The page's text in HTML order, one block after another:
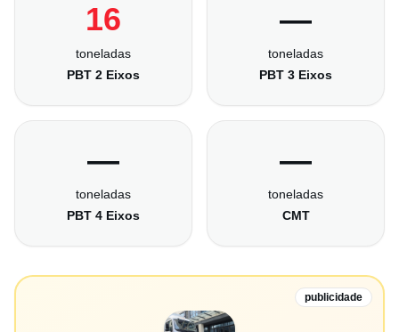
16
toneladas
PBT 2 Eixos
—
toneladas
PBT 3 Eixos
—
toneladas
PBT 4 Eixos
—
toneladas
CMT
publicidade